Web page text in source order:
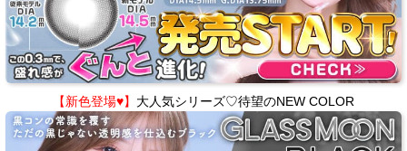
【新色登場♥】 大人気シリーズ♡待望のNEW COLOR